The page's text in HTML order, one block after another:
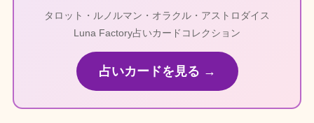
タロット・ルノルマン・オラクル・アストロダイス
Luna Factory占いカードコレクション
占いカードを見る →